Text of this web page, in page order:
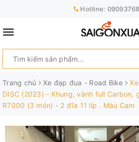
Hotline:
Trang chủ Xe đạp đua - Road Bike
DISC (2023) - Khung, vành full Carbon,
R7000 (3 món) - 2 đĩa 11 líp . Màu Cam